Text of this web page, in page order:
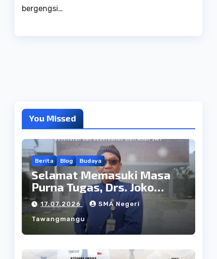
bergengsi…
You Missed
Berita Blog Budaya
Selamat Memasuki Masa
Purna Tugas, Drs. Joko
Wiranto: Dedikasi yang
Menjadi Teladan
17.07.2026 SMA Negeri
Tawangmangu